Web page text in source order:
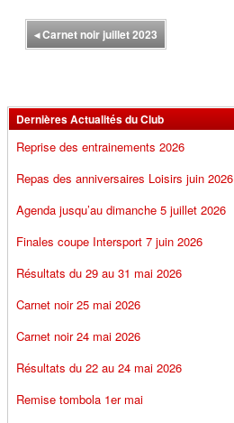
◂Carnet noir juillet 2023
Dernières Actualités du Club
Reprise des entrainements 2026
Repas des anniversaires Loisirs juin 2026
Agenda jusqu’au dimanche 5 juillet 2026
Finales coupe Intersport 7 juin 2026
Résultats du 29 au 31 mai 2026
Carnet noir 25 mai 2026
Carnet noir 24 mai 2026
Résultats du 22 au 24 mai 2026
Remise tombola 1er mai